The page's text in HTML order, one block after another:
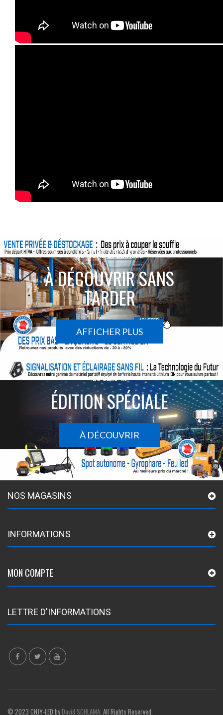
ACTIONS SPÉCIALES
À DÉCOUVRIR SANS
TARDER
AFFICHER PLUS
Le sans-fil
ÉDITION SPÉCIALE
À DÉCOUVRIR
NOS MAGASINS
INFORMATIONS
MON COMPTE
LETTRE D'INFORMATIONS
© 2023 CNJY-LED byDavid SCHLAMA. All Rights Reserved.